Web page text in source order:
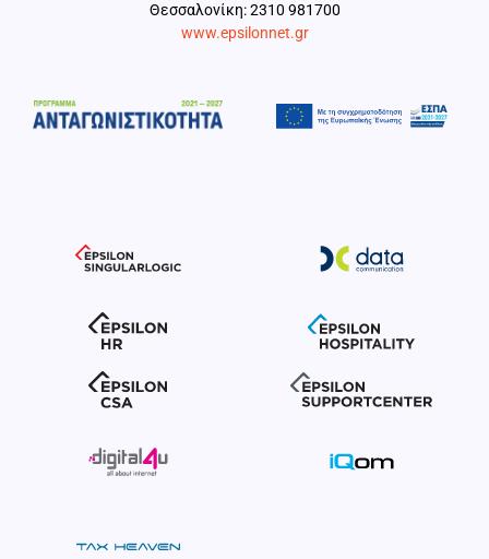
Θεσσαλονίκη: 2310 981700
www.epsilonnet.gr